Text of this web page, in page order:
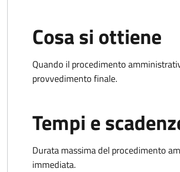
Cosa si ottiene
Quando il procedimento
provvedimento finale.
Tempi e
Durata massima del procedimento
immediata.